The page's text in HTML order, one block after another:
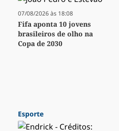
07/08/2026 às 18:08
Fifa aponta 10 jovens
brasileiros de olho na
Copa de 2030
Esporte